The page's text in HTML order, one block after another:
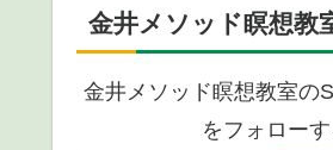
金井メソッド瞑想教
金井メソッド瞑想教室の
をフォロー